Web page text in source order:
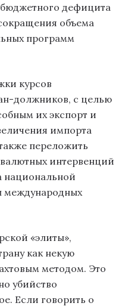
дефицита
объема
программ
курсов
должников, с целью
их экспорт и
импорта
переложить
интервенций
национальной
международных
«элиты»,
как некую
методом. Это
убийство
Если говорить о